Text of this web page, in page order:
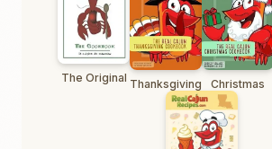
The Original Thanksgiving Christmas